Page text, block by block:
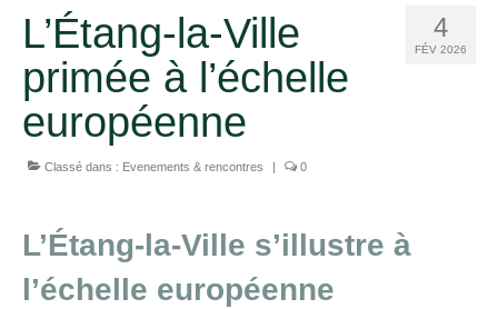
Blog
4
FÉV 2026
L’Étang-la-Ville
primée à l’échelle
européenne
Classé dans : Evenements & rencontres | 0
L’Étang-la-Ville s’illustre à
l’échelle européenne